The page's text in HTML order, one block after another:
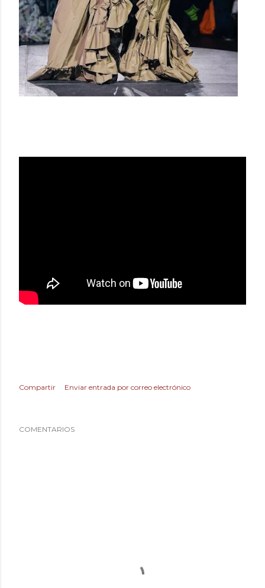
Compartir Enviar entrada por correo electrónico
COMENTARIOS